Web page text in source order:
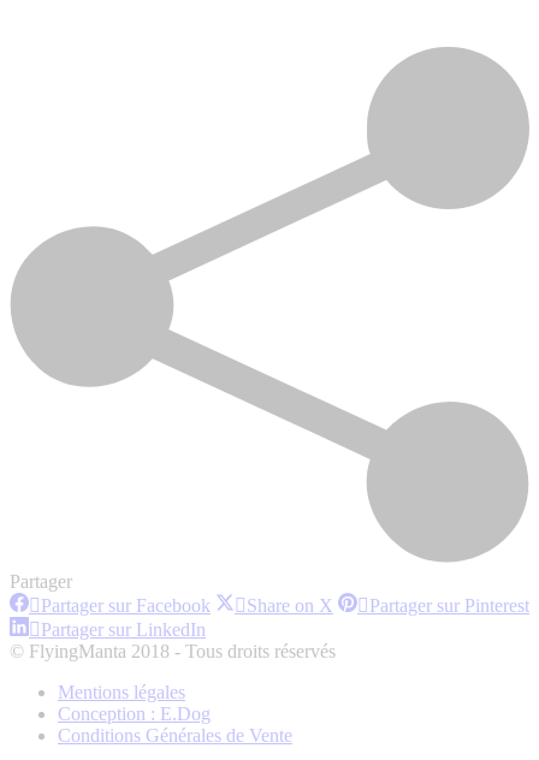
Partager
Partager sur Facebook Partager
Facebook
Share on X Partager
X
Partager sur Pinterest
Partager sur LinkedIn
sur
© FlyingManta 2018 - Tous droits réservés
Mentions légales
Conception : E.Dog
Conditions Générales de Vente